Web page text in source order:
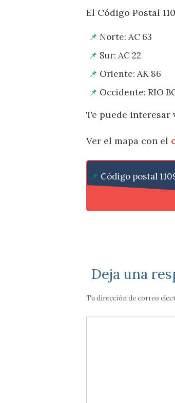
El Código Postal
Norte: AC 63
Sur: AC 22
Oriente: AK 86
Occidente: RIO
Te puede interesar
Ver el mapa con el
Código postal
Código postal
Deja una
Tu dirección de correo